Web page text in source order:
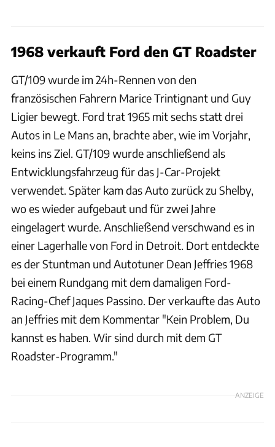
1968 verkauft Ford den GT Roadster
GT/109 wurde im 24h-Rennen von den
französischen Fahrern Marice Trintignant und Guy
Ligier bewegt. Ford trat 1965 mit sechs statt drei
Autos in Le Mans an, brachte aber, wie im Vorjahr,
keins ins Ziel. GT/109 wurde anschließend als
Entwicklungsfahrzeug für das J-Car-Projekt
verwendet. Später kam das Auto zurück zu Shelby,
wo es wieder aufgebaut und für zwei Jahre
eingelagert wurde. Anschließend verschwand es in
einer Lagerhalle von Ford in Detroit. Dort entdeckte
es der Stuntman und Autotuner Dean Jeffries 1968
bei einem Rundgang mit dem damaligen Ford-
Racing-Chef Jaques Passino. Der verkaufte das Auto
an Jeffries mit dem Kommentar "Kein Problem, Du
kannst es haben. Wir sind durch mit dem GT
Roadster-Programm."
ANZEIGE